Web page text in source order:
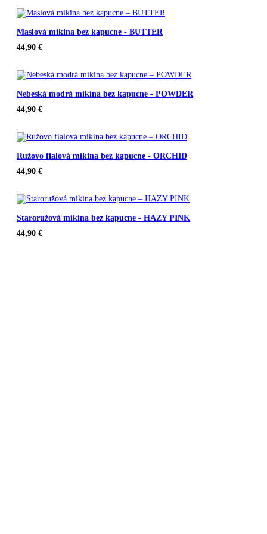
Maslová mikina bez kapucne - BUTTER
44,90 €
Nebeská modrá mikina bez kapucne - POWDER
44,90 €
Ružovo fialová mikina bez kapucne - ORCHID
44,90 €
Staroružová mikina bez kapucne - HAZY PINK
44,90 €